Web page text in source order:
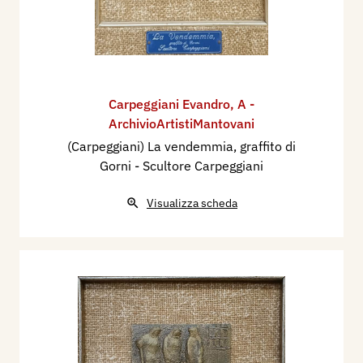
Carpeggiani Evandro, A -
ArchivioArtistiMantovani
(Carpeggiani) La vendemmia, graffito di
Gorni - Scultore Carpeggiani
Visualizza scheda